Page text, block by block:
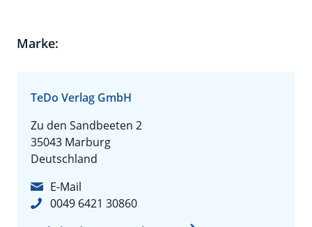
Marke:
TeDo Verlag GmbH
Zu den Sandbeeten 2
35043 Marburg
Deutschland
E-Mail
0049 6421 30860